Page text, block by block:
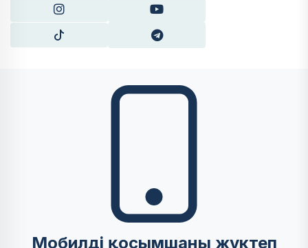
Мобилді қосымшаны жүктеп